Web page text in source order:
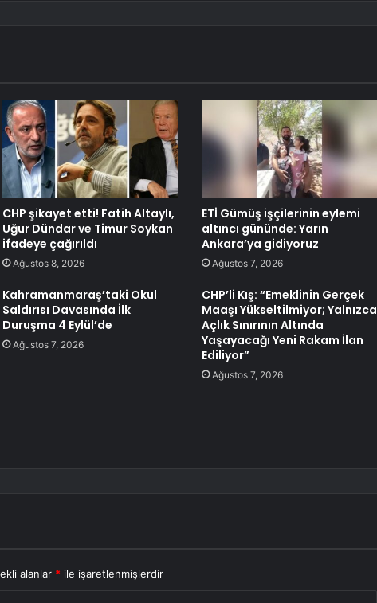
CHP şikayet etti! Fatih Altaylı,
Uğur Dündar ve Timur Soykan
ifadeye çağırıldı
Ağustos 8, 2026
ETİ Gümüş işçilerinin eylemi
altıncı gününde: Yarın
Ankara’ya gidiyoruz
Ağustos 7, 2026
Kahramanmaraş’taki Okul
Saldırısı Davasında İlk
Duruşma 4 Eylül’de
Ağustos 7, 2026
CHP’li Kış: “Emeklinin Gerçek
Maaşı Yükseltilmiyor; Yalnızca
Açlık Sınırının Altında
Yaşayacağı Yeni Rakam İlan
Ediliyor”
Ağustos 7, 2026
alanlar * ile işaretlenmişlerdir